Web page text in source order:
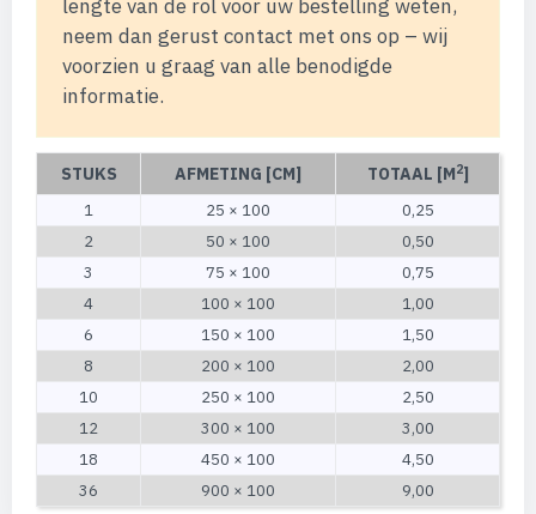
lengte van de rol voor uw bestelling weten,
neem dan gerust contact met ons op – wij
voorzien u graag van alle benodigde
informatie.
STUKS AFMETING [CM] TOTAAL [M2]
1 25 × 100
0,25
2
50 × 100
0,50
3
75 × 100
0,75
4
100 × 100
1,00
6
150 × 100
1,50
8
200 × 100
2,00
10
250 × 100
2,50
12
300 × 100
3,00
18
450 × 100
4,50
36
900 × 100 9,00